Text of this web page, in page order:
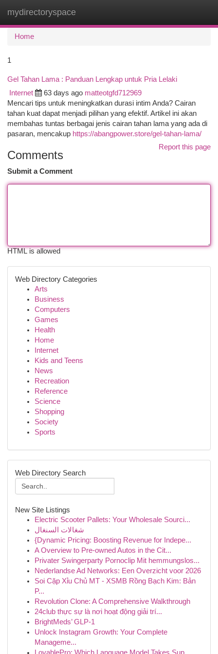
mydirectoryspace
Home
1
Gel Tahan Lama : Panduan Lengkap untuk Pria Lelaki
Internet 63 days ago matteotgfd712969
Mencari tips untuk meningkatkan durasi intim Anda? Cairan
tahan kuat dapat menjadi pilihan yang efektif. Artikel ini akan
membahas tuntas berbagai jenis cairan tahan lama yang ada di
pasaran, mencakup https://abangpower.store/gel-tahan-lama/
Report this page
Comments
Submit a Comment
HTML is allowed
Web Directory Categories
Arts
Business
Computers
Games
Health
Home
Internet
Kids and Teens
News
Recreation
Reference
Science
Shopping
Society
Sports
Web Directory Search
New Site Listings
Electric Scooter Pallets: Your Wholesale Sourci...
شغالات السنغال
{Dynamic Pricing: Boosting Revenue for Indepe...
A Overview to Pre-owned Autos in the Cit...
Privater Swingerparty Pornoclip Mit hemmungslos...
Nederlandse Ad Networks: Een Overzicht voor 2026
Soi Cặp Xỉu Chủ MT - XSMB Rồng Bạch Kim: Bản
P...
Revolution Clone: A Comprehensive Walkthrough
24club thực sự là nơi hoạt động giải trí...
BrightMeds’ GLP-1
Unlock Instagram Growth: Your Complete
Manageme...